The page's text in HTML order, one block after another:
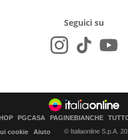
Seguici su
PGCASA PAGINEBIANCHE
cookie Aiuto © Italiaonline S.p.A.